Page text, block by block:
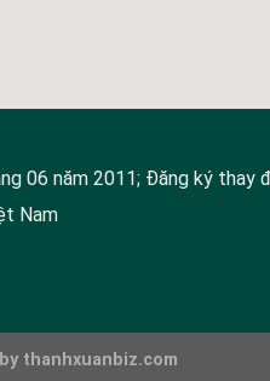
06 năm 2011; Đăng ký thay
Nam
by thanhxuanbiz.com